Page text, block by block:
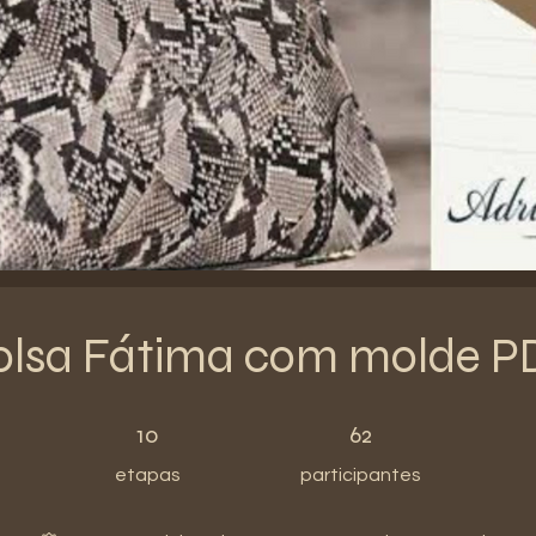
Fátima com molde
10
etapas
62
participantes
62 participantes